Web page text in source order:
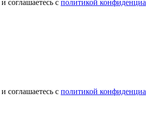
и соглашаетесь с политикой
и соглашаетесь с политикой